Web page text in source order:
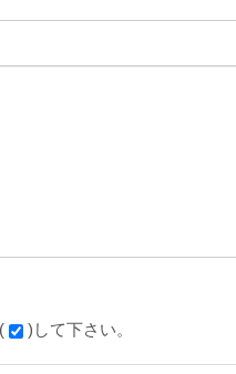
)して下さい。